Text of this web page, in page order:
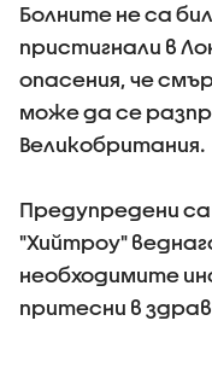
Болните не са
пристигнали в
опасения, че
може да се
Великобритания.
Предупредени
"Хийтроу"
необходимите
притесни в